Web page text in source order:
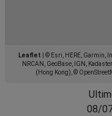
Leaflet
© Esri, HERE, Garmin,
NRCAN, GeoBase, IGN,
(Hong Kong), ©
08/